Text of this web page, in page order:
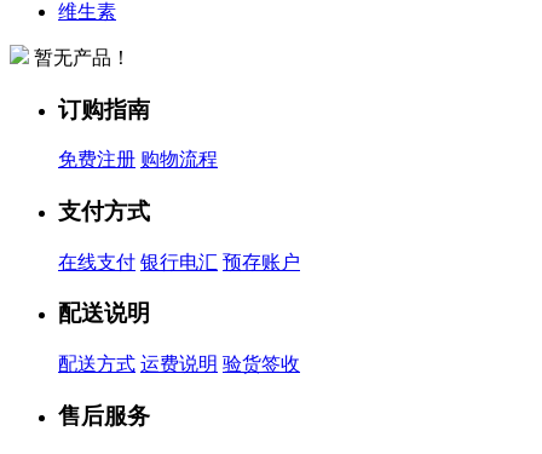
维生素
暂无产品！
订购指南
免费注册 购物流程
支付方式
在线支付 银行电汇 预存账户
配送说明
配送方式 运费说明 验货签收
售后服务